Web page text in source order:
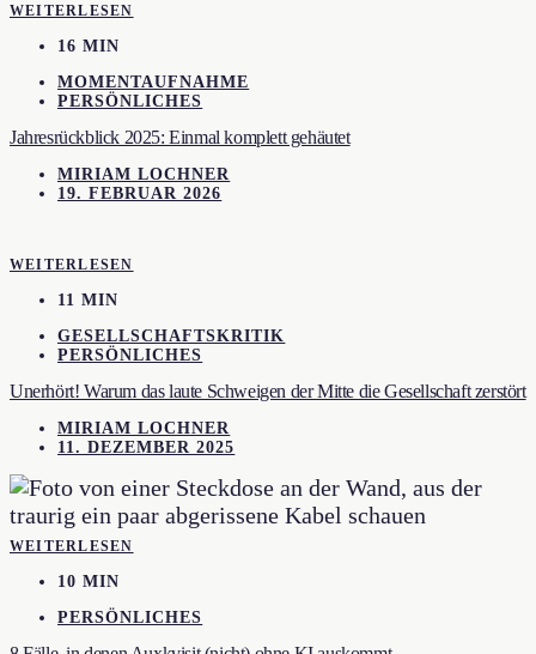
WEITERLESEN
16 MIN
MOMENTAUFNAHME
PERSÖNLICHES
Jahresrückblick 2025: Einmal komplett gehäutet
MIRIAM LOCHNER
19. FEBRUAR 2026
WEITERLESEN
11 MIN
GESELLSCHAFTSKRITIK
PERSÖNLICHES
Unerhört! Warum das laute Schweigen der Mitte die Gesellschaft zerstört
MIRIAM LOCHNER
11. DEZEMBER 2025
WEITERLESEN
10 MIN
PERSÖNLICHES